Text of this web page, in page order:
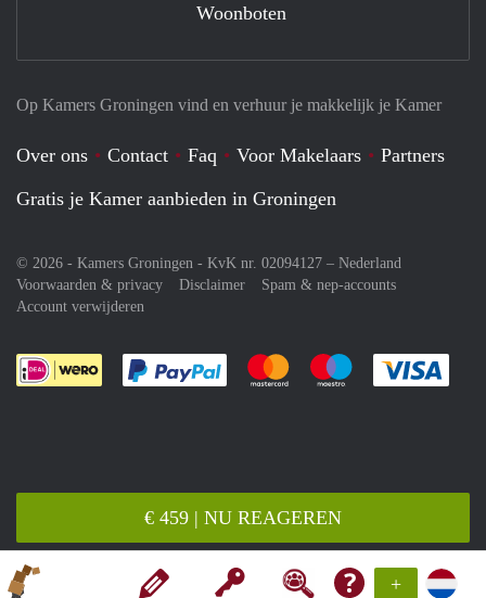
+
€ 459 | NU REAGEREN
Op Kamers Groningen vind en verhuur je makkelijk je Kamer
Over ons Contact Faq Voor Makelaars
Partners
Gratis je Kamer aanbieden in Groningen
© 2026 - Kamers Groningen - KvK nr. 02094127 – Nederland
Voorwaarden & privacy
Disclaimer
Spam & nep-accounts
Account verwijderen
Je rekent gemakkelijk af met Paypal
Je rekent gemakkelijk af met
Je rekent
Woonboten